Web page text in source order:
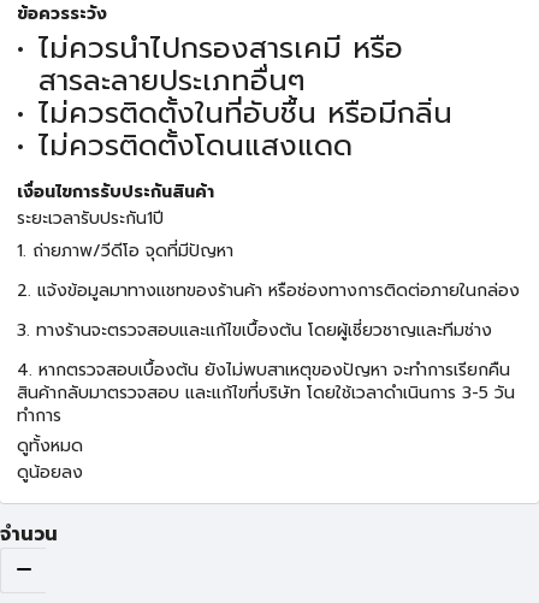
ข้อควรระวัง
ไม่ควรนำไปกรองสารเคมี หรือ
สารละลายประเภทอื่นๆ
ไม่ควรติดตั้งในที่อับชื้น หรือมีกลิ่น
ไม่ควรติดตั้งโดนแสงแดด
เงื่อนไขการรับประกันสินค้า
ระยะเวลารับประกัน1ปี
1. ถ่ายภาพ/วีดีโอ จุดที่มีปัญหา
2. แจ้งข้อมูลมาทางแชทของร้านค้า หรือช่องทางการติดต่อภายในกล่อง
3. ทางร้านจะตรวจสอบและแก้ไขเบื้องต้น โดยผู้เชี่ยวชาญและทีมช่าง
4. หากตรวจสอบเบื้องต้น ยังไม่พบสาเหตุของปัญหา จะทำการเรียกคืน
สินค้ากลับมาตรวจสอบ และแก้ไขที่บริษัท โดยใช้เวลาดำเนินการ 3-5 วัน
ทำการ
ดูทั้งหมด
ดูน้อยลง
จำนวน